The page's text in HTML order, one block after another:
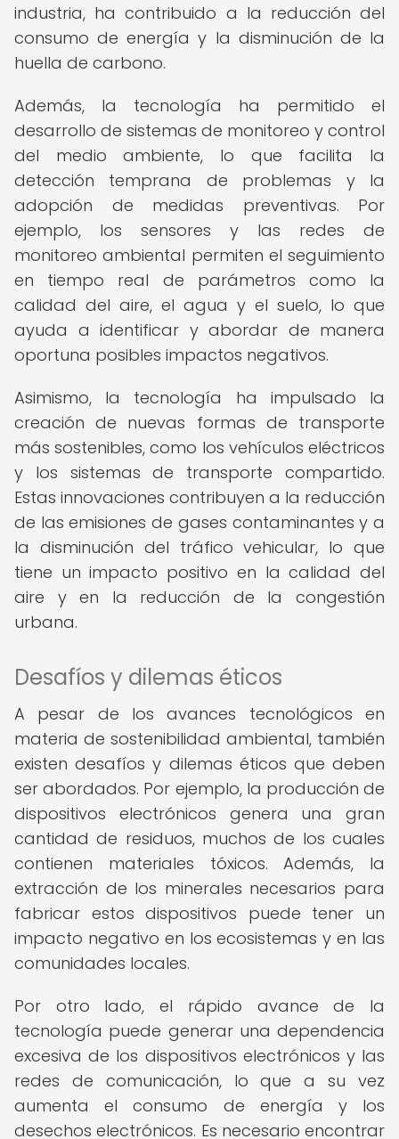
industria, ha contribuido a la reducción del
consumo de energía y la disminución de la
huella de carbono.
Además, la tecnología ha permitido el
desarrollo de sistemas de monitoreo y control
del medio ambiente, lo que facilita la
detección temprana de problemas y la
adopción de medidas preventivas. Por
ejemplo, los sensores y las redes de
monitoreo ambiental permiten el seguimiento
en tiempo real de parámetros como la
calidad del aire, el agua y el suelo, lo que
ayuda a identificar y abordar de manera
oportuna posibles impactos negativos.
Asimismo, la tecnología ha impulsado la
creación de nuevas formas de transporte
más sostenibles, como los vehículos eléctricos
y los sistemas de transporte compartido.
Estas innovaciones contribuyen a la reducción
de las emisiones de gases contaminantes y a
la disminución del tráfico vehicular, lo que
tiene un impacto positivo en la calidad del
aire y en la reducción de la congestión
urbana.
Desafíos y dilemas éticos
A pesar de los avances tecnológicos en
materia de sostenibilidad ambiental, también
existen desafíos y dilemas éticos que deben
ser abordados. Por ejemplo, la producción de
dispositivos electrónicos genera una gran
cantidad de residuos, muchos de los cuales
contienen materiales tóxicos. Además, la
extracción de los minerales necesarios para
fabricar estos dispositivos puede tener un
impacto negativo en los ecosistemas y en las
comunidades locales.
Por otro lado, el rápido avance de la
tecnología puede generar una dependencia
excesiva de los dispositivos electrónicos y las
redes de comunicación, lo que a su vez
aumenta el consumo de energía y los
desechos electrónicos. Es necesario encontrar